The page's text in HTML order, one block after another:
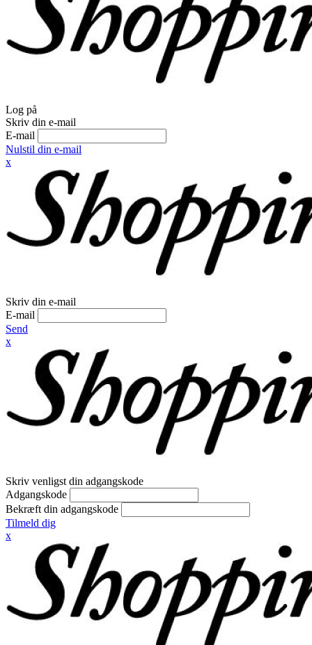
Log på
Skriv din e-mail
E-mail
Nulstil din e-mail
x
Skriv din e-mail
E-mail
Send
x
Skriv venligst din adgangskode
Adgangskode
Bekræft din adgangskode
Tilmeld dig
x